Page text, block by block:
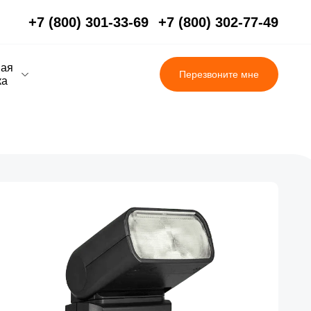
+7 (800) 301-33-69 +7 (800) 302-77-49
Перезвоните мне